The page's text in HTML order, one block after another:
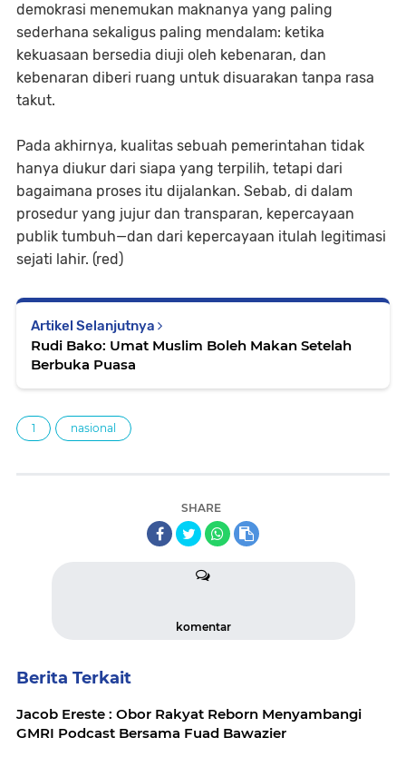
demokrasi menemukan maknanya yang paling
sederhana sekaligus paling mendalam: ketika
kekuasaan bersedia diuji oleh kebenaran, dan
kebenaran diberi ruang untuk disuarakan tanpa rasa
takut.
Pada akhirnya, kualitas sebuah pemerintahan tidak
hanya diukur dari siapa yang terpilih, tetapi dari
bagaimana proses itu dijalankan. Sebab, di dalam
prosedur yang jujur dan transparan, kepercayaan
publik tumbuh—dan dari kepercayaan itulah legitimasi
sejati lahir. (red)
Artikel Selanjutnya
Rudi Bako: Umat Muslim Boleh Makan Setelah
Berbuka Puasa
1 nasional
SHARE
komentar
Berita Terkait
Jacob Ereste : Obor Rakyat Reborn Menyambangi
GMRI Podcast Bersama Fuad Bawazier